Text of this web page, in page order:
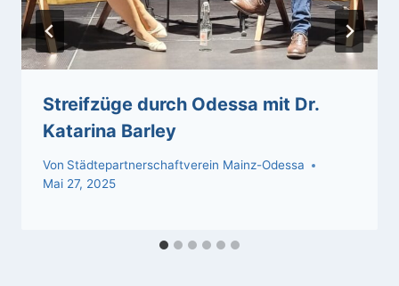
Streifzüge durch Odessa mit Dr.
Katarina Barley
Von Städtepartnerschaftverein Mainz-Odessa
Mai 27, 2025